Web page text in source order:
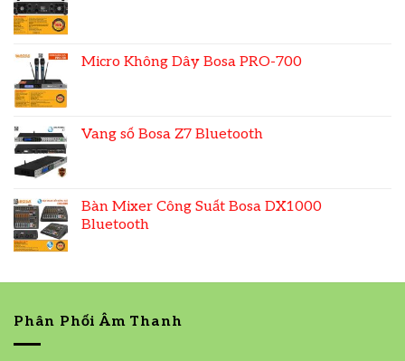
Micro Không Dây Bosa PRO-700
Vang số Bosa Z7 Bluetooth
Bàn Mixer Công Suất Bosa DX1000
Bluetooth
Phân Phối Âm Thanh